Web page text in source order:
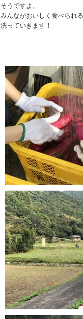
そうですよ。
みんながおいしく食べられ
洗っていきます！